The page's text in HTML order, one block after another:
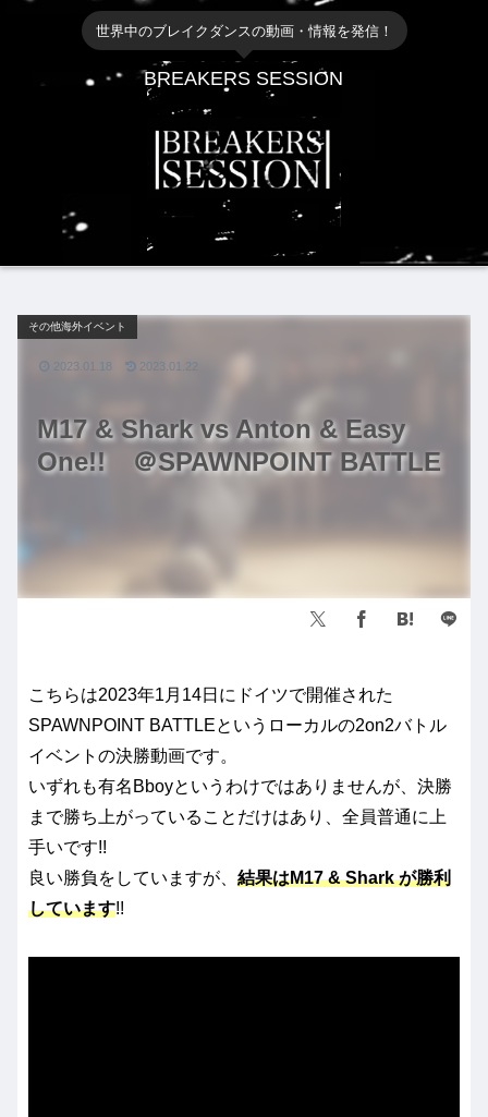
世界中のブレイクダンスの動画・情報を発信！
BREAKERS SESSION
M17 & Shark vs Anton & Easy
One!! ＠SPAWNPOINT BATTLE
その他海外イベント
2023.01.18 2023.01.22
こちらは2023年1月14日にドイツで開催された
SPAWNPOINT BATTLEというローカルの2on2バトル
イベントの決勝動画です。
いずれも有名Bboyというわけではありませんが、決勝
まで勝ち上がっていることだけはあり、全員普通に上
手いです!!
良い勝負をしていますが、 結果はM17 & Shark が勝利
しています!!